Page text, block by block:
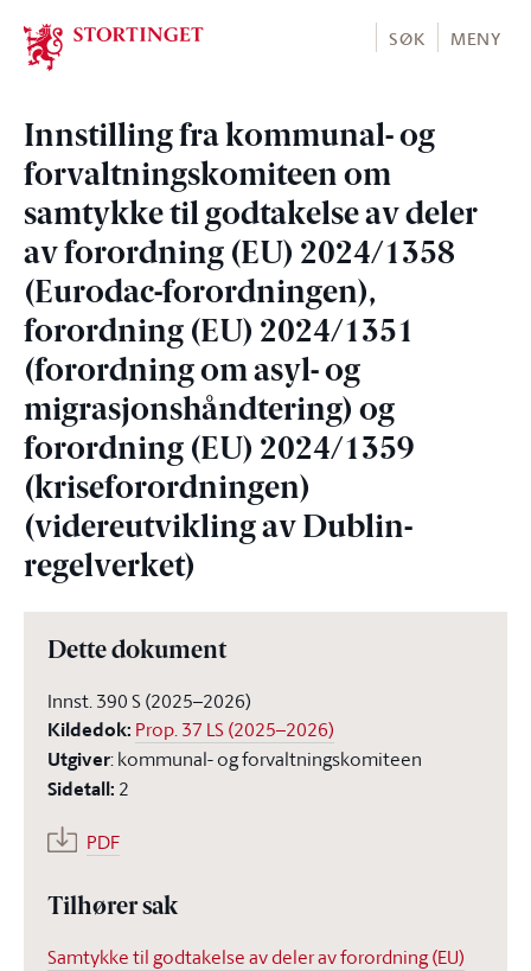
Stortinget.no
SØK MENY
Innstilling fra kommunal- og
forvaltningskomiteen om
samtykke til godtakelse av deler
av forordning (EU) 2024/1358
(Eurodac-forordningen),
forordning (EU) 2024/1351
(forordning om asyl- og
migrasjonshåndtering) og
forordning (EU) 2024/1359
(kriseforordningen)
(videreutvikling av Dublin-
regelverket)
Dette dokument
Innst. 390 S (2025–2026)
Kildedok: Prop. 37 LS (2025–2026)
Utgiver:kommunal- og forvaltningskomiteen
Sidetall: 2
PDF
Tilhører sak
Samtykke til godtakelse av deler av forordning (EU)